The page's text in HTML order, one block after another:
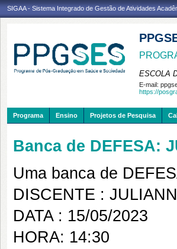
SIGAA - Sistema Integrado de Gestão de Atividades
ESCOLA
E-mail:
https://
Programa Ensino Projetos de Pesquisa
Banca de DEFESA:
Uma banca de
DISCENTE :
DATA : 15/05/2023
HORA: 14:30